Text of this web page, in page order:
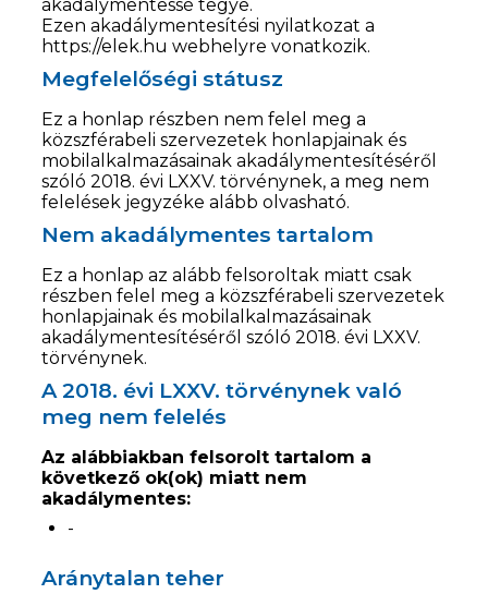
akadálymentessé tegye.
Ezen akadálymentesítési nyilatkozat a
https://elek.hu webhelyre vonatkozik.
Megfelelőségi státusz
Ez a honlap részben nem felel meg a
közszférabeli szervezetek honlapjainak és
mobilalkalmazásainak akadálymentesítéséről
szóló 2018. évi LXXV. törvénynek, a meg nem
felelések jegyzéke alább olvasható.
Nem akadálymentes tartalom
Ez a honlap az alább felsoroltak miatt csak
részben felel meg a közszférabeli szervezetek
honlapjainak és mobilalkalmazásainak
akadálymentesítéséről szóló 2018. évi LXXV.
törvénynek.
A 2018. évi LXXV. törvénynek való
meg nem felelés
Az alábbiakban felsorolt tartalom a
következő ok(ok) miatt nem
akadálymentes:
-
Aránytalan teher